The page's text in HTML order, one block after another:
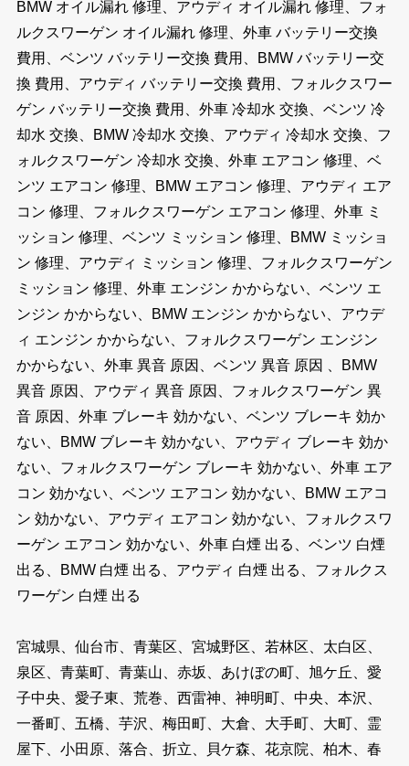
BMW オイル漏れ 修理、アウディ オイル漏れ 修理、フォ
ルクスワーゲン オイル漏れ 修理、外車 バッテリー交換
費用、ベンツ バッテリー交換 費用、BMW バッテリー交
換 費用、アウディ バッテリー交換 費用、フォルクスワー
ゲン バッテリー交換 費用、外車 冷却水 交換、ベンツ 冷
却水 交換、BMW 冷却水 交換、アウディ 冷却水 交換、フ
ォルクスワーゲン 冷却水 交換、外車 エアコン 修理、ベ
ンツ エアコン 修理、BMW エアコン 修理、アウディ エア
コン 修理、フォルクスワーゲン エアコン 修理、外車 ミ
ッション 修理、ベンツ ミッション 修理、BMW ミッショ
ン 修理、アウディ ミッション 修理、フォルクスワーゲン
ミッション 修理、外車 エンジン かからない、ベンツ エ
ンジン かからない、BMW エンジン かからない、アウデ
ィ エンジン かからない、フォルクスワーゲン エンジン
かからない、外車 異音 原因、ベンツ 異音 原因 、BMW
異音 原因、アウディ 異音 原因、フォルクスワーゲン 異
音 原因、外車 ブレーキ 効かない、ベンツ ブレーキ 効か
ない、BMW ブレーキ 効かない、アウディ ブレーキ 効か
ない、フォルクスワーゲン ブレーキ 効かない、外車 エア
コン 効かない、ベンツ エアコン 効かない、BMW エアコ
ン 効かない、アウディ エアコン 効かない、フォルクスワ
ーゲン エアコン 効かない、外車 白煙 出る、ベンツ 白煙
出る、BMW 白煙 出る、アウディ 白煙 出る、フォルクス
ワーゲン 白煙 出る
宮城県、仙台市、青葉区、宮城野区、若林区、太白区、
泉区、青葉町、青葉山、赤坂、あけぼの町、旭ケ丘、愛
子中央、愛子東、荒巻、西雷神、神明町、中央、本沢、
一番町、五橋、芋沢、梅田町、大倉、大手町、大町、霊
屋下、小田原、落合、折立、貝ケ森、花京院、柏木、春